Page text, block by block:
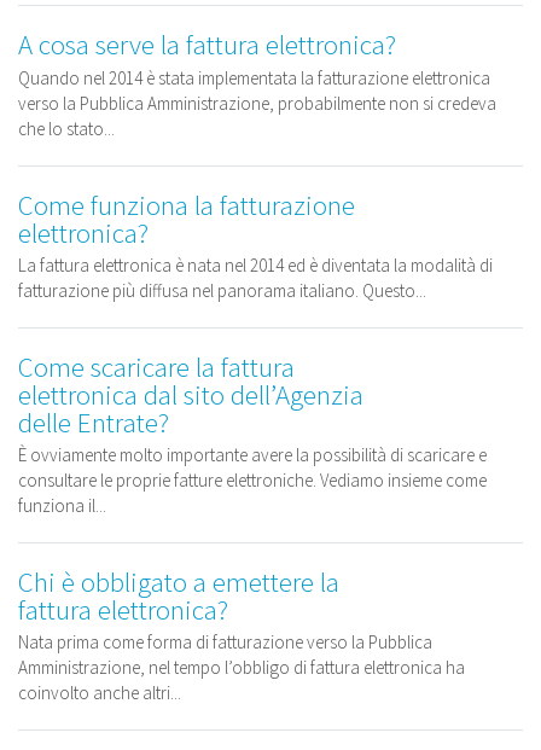
A cosa serve la fattura elettronica?
Quando nel 2014 è stata implementata la fatturazione elettronica
verso la Pubblica Amministrazione, probabilmente non si credeva
che lo stato...
Come funziona la fatturazione
elettronica?
La fattura elettronica è nata nel 2014 ed è diventata la modalità di
fatturazione più diffusa nel panorama italiano. Questo...
Come scaricare la fattura
elettronica dal sito dell’Agenzia
delle Entrate?
È ovviamente molto importante avere la possibilità di scaricare e
consultare le proprie fatture elettroniche. Vediamo insieme come
funziona il...
Chi è obbligato a emettere la
fattura elettronica?
Nata prima come forma di fatturazione verso la Pubblica
Amministrazione, nel tempo l’obbligo di fattura elettronica ha
coinvolto anche altri...